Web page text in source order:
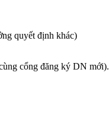
quyết định khác)
cổng đăng ký DN mới).